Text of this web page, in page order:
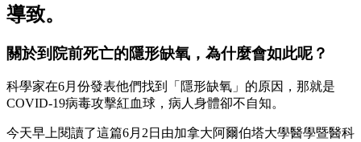
導致。
關於到院前死亡的隱形缺氧，為什麼會如此呢？
科學家在6月份發表他們找到「隱形缺氧」的原因，那就是
COVID-19病毒攻擊紅血球，病人身體卻不自知。
今天早上閱讀了這篇6月2日由加拿大阿爾伯塔大學醫學暨醫科